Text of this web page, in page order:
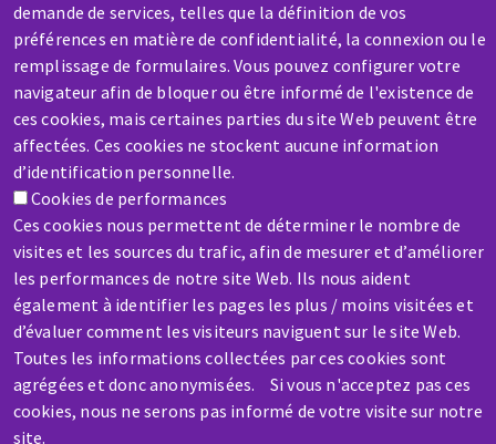
demande de services, telles que la définition de vos
préférences en matière de confidentialité, la connexion ou le
remplissage de formulaires. Vous pouvez configurer votre
navigateur afin de bloquer ou être informé de l'existence de
ces cookies, mais certaines parties du site Web peuvent être
affectées. Ces cookies ne stockent aucune information
d’identification personnelle.
Cookies de performances
Ces cookies nous permettent de déterminer le nombre de
visites et les sources du trafic, afin de mesurer et d’améliorer
les performances de notre site Web. Ils nous aident
également à identifier les pages les plus / moins visitées et
d’évaluer comment les visiteurs naviguent sur le site Web.
Toutes les informations collectées par ces cookies sont
agrégées et donc anonymisées. Si vous n'acceptez pas ces
cookies, nous ne serons pas informé de votre visite sur notre
site.
SAV / RÉPARATION
Une machine cassée ? En panne ?
Contactez-nous
Aller
au
contenu
principal